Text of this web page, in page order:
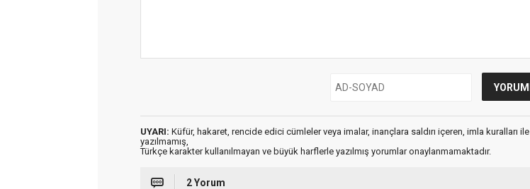
UYARI: Küfür, hakaret, rencide edici cümleler veya imalar, inançlara saldırı içeren, imla kuralları ile
yazılmamış,
Türkçe karakter kullanılmayan ve büyük harflerle yazılmış yorumlar onaylanmamaktadır.
2 Yorum